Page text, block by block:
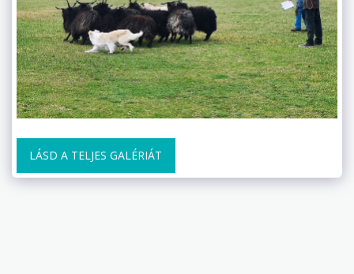
LÁSD A TELJES GALÉRIÁT